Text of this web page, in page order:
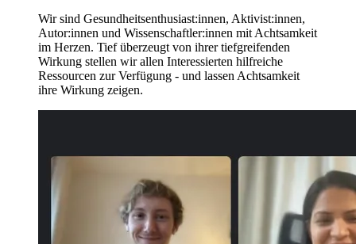
Wir sind Gesundheitsenthusiast:innen, Aktivist:innen,
Autor:innen und Wissenschaftler:innen mit Achtsamkeit
im Herzen. Tief überzeugt von ihrer tiefgreifenden
Wirkung stellen wir allen Interessierten hilfreiche
Ressourcen zur Verfügung - und lassen Achtsamkeit
ihre Wirkung zeigen.